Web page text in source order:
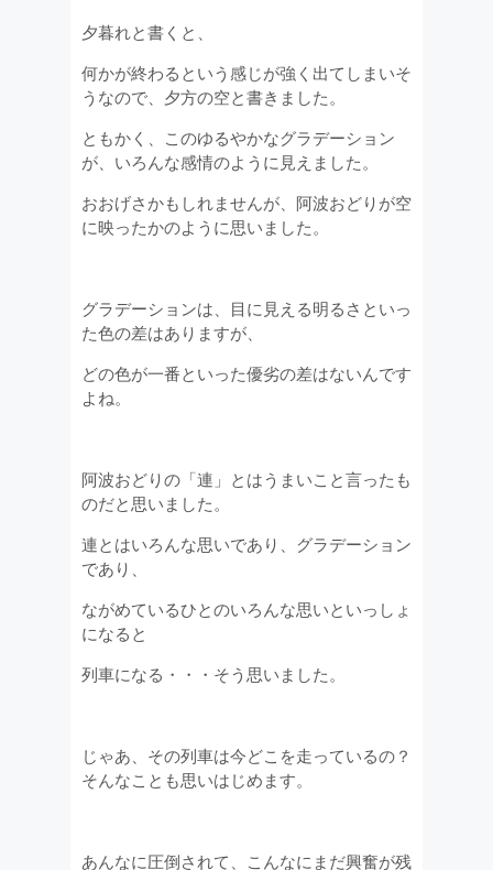
夕暮れと書くと、
何かが終わるという感じが強く出てしまいそ
うなので、夕方の空と書きました。
ともかく、このゆるやかなグラデーション
が、いろんな感情のように見えました。
おおげさかもしれませんが、阿波おどりが空
に映ったかのように思いました。
グラデーションは、目に見える明るさといっ
た色の差はありますが、
どの色が一番といった優劣の差はないんです
よね。
阿波おどりの「連」とはうまいこと言ったも
のだと思いました。
連とはいろんな思いであり、グラデーション
であり、
ながめているひとのいろんな思いといっしょ
になると
列車になる・・・そう思いました。
じゃあ、その列車は今どこを走っているの？
そんなことも思いはじめます。
あんなに圧倒されて、こんなにまだ興奮が残